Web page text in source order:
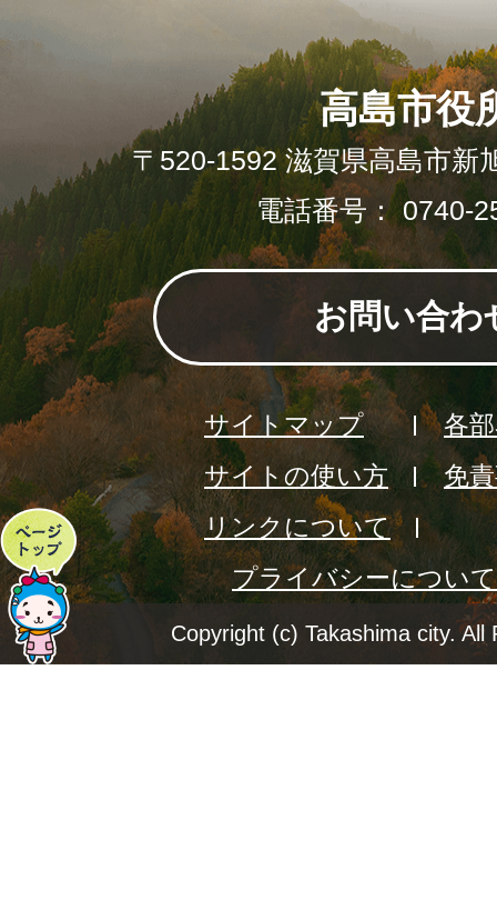
ペ
ー
ジ
高島市役
〒520-1592 滋賀県高島市新
電話番号： 0740-
お問い合わ
サイトマップ
各
サイトの使い方
免
リンクについて
プライバシーについて
Copyright (c) Takashima city. All